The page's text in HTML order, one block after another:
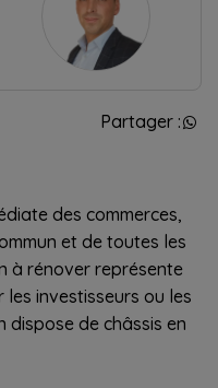
Partager :
des commerces,
et de toutes les
à rénover représente
investisseurs ou les
dispose de châssis en
également des